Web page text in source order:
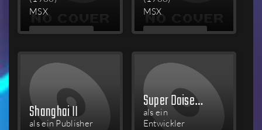
MSX
MEHR
MSX
MEHR
Shanghai II
als ein Publisher
Super Daisenryaku
als ein
Entwickler